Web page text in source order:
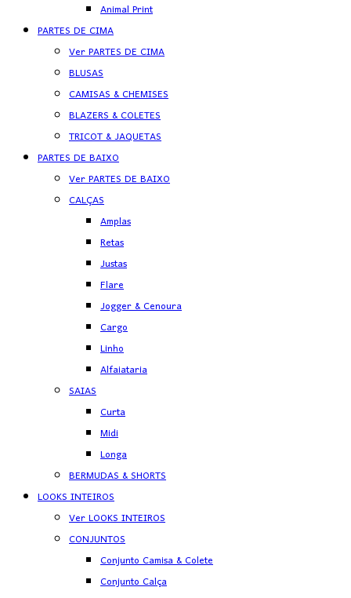
Animal Print
PARTES DE CIMA
Ver PARTES DE CIMA
BLUSAS
CAMISAS & CHEMISES
BLAZERS & COLETES
TRICOT & JAQUETAS
PARTES DE BAIXO
Ver PARTES DE BAIXO
CALÇAS
Amplas
Retas
Justas
Flare
Jogger & Cenoura
Cargo
Linho
Alfaiataria
SAIAS
Curta
Midi
Longa
BERMUDAS & SHORTS
LOOKS INTEIROS
Ver LOOKS INTEIROS
CONJUNTOS
Conjunto Camisa & Colete
Conjunto Calça